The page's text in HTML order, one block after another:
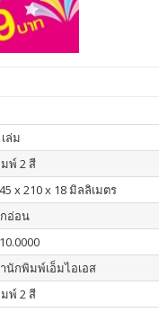
ล่ม
พ์ 2 สี
x 210 x 18 มิลลิเมตร
อ่อน
นักพิมพ์เอ็มไอเอส
พ์ 2 สี